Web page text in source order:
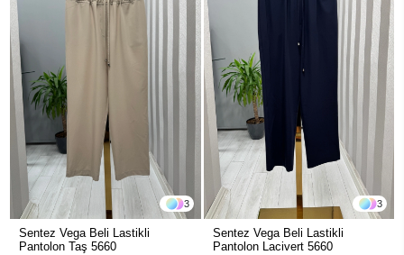
3
Sentez Vega Beli Lastikli
Pantolon Taş 5660
3
Sentez Vega Beli Lastikli
Pantolon Lacivert 5660